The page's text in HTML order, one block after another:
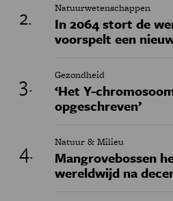
Natuurwetenschappen
In 2064 stort de
voorspelt een
Gezondheid
‘Het Y-
opgeschreven’
Natuur & Milieu
Mangrovebossen
wereldwijd na